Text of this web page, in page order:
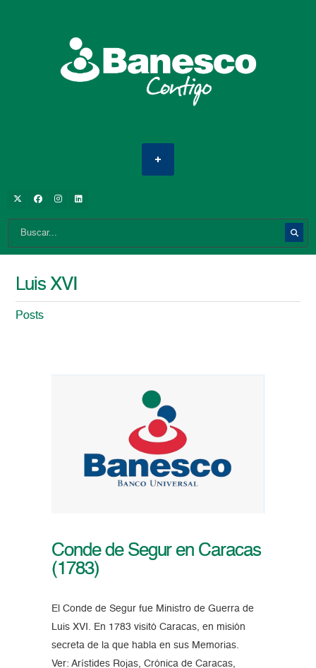
Luis XVI
Posts
Conde de Segur en Caracas
(1783)
El Conde de Segur fue Ministro de Guerra de
Luis XVI. En 1783 visitó Caracas, en misión
secreta de la que habla en sus Memorias.
Ver: Arístides Rojas, Crónica de Caracas,